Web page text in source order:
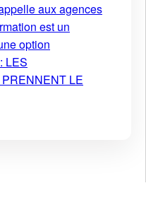
aux agences
est un
option
LES
LE